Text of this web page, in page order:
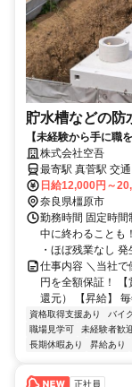
貯水槽などの防
【未経験から手に職
＆賞与年間100万円実
株式会社空吾
最寄駅 真菅駅 交通アクセス 近鉄大阪線「真菅駅」より徒歩約9分 ＼
POINT／ 基本は本社に集合した後現場へ向かいます！ 場合によって
は直行直帰も可能！
日給12,000円～
奈良県橿原市
勤務時間 固定時
中に終わることも
・ほぼ残業なし
仕事内容 ＼当社
円を全額保証！
還元） 【昇給】
資格取得支援あり バイ
職場見学可
未経験者歓
長期休暇あり
昇給あり
正社員